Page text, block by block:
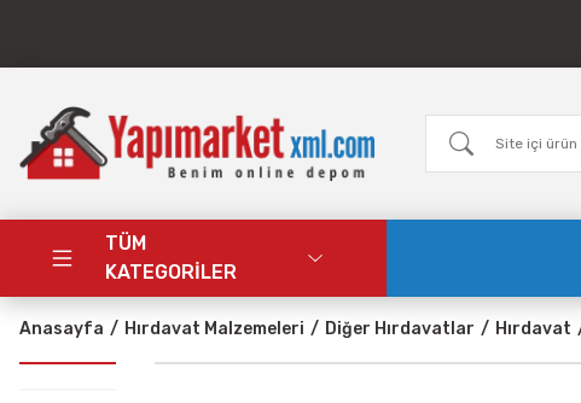
TÜM
KATEGORİLER
Anasayfa Hırdavat Malzemeleri Diğer Hırdavatlar Hırdavat